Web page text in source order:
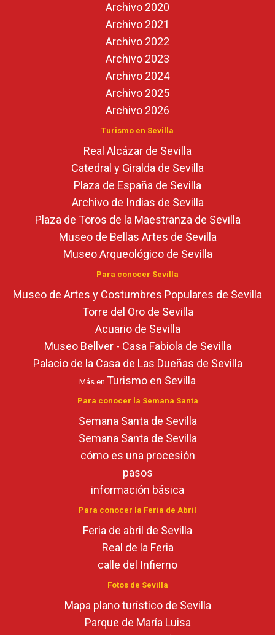
Archivo 2020
Archivo 2021
Archivo 2022
Archivo 2023
Archivo 2024
Archivo 2025
Archivo 2026
Turismo en Sevilla
Real Alcázar de Sevilla
Catedral y Giralda de Sevilla
Plaza de España de Sevilla
Archivo de Indias de Sevilla
Plaza de Toros de la Maestranza de Sevilla
Museo de Bellas Artes de Sevilla
Museo Arqueológico de Sevilla
Para conocer Sevilla
Museo de Artes y Costumbres Populares de Sevilla
Torre del Oro de Sevilla
Acuario de Sevilla
Museo Bellver - Casa Fabiola de Sevilla
Palacio de la Casa de Las Dueñas de Sevilla
Más en Turismo en Sevilla
Para conocer la Semana Santa
Semana Santa de Sevilla
Semana Santa de Sevilla
cómo es una procesión
pasos
información básica
Para conocer la Feria de Abril
Feria de abril de Sevilla
Real de la Feria
calle del Infierno
Fotos de Sevilla
Mapa plano turístico de Sevilla
Parque de María Luisa